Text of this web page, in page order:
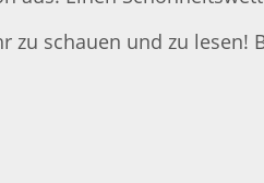
schauen und zu lesen!